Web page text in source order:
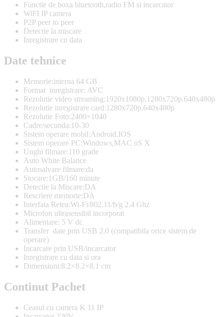
Functie de boxa bluetooth,radio FM si incarcator
WiFI IP camera
P2P peer to peer
Detectie la miscare
Inregistrare cu data
Date tehnice
Memorie:interna 64 GB
Format inregistrare: AVC
Rezolutie video streaming:1920x1080p,1280x720p.640x480p
Rezolutie inregistrare card:1280x720p,640x480p
Rezolutie Foto:2400×1040
Cadre/secunda:10-30
Sistem operare mobil:Android,IOS
Sistem operare PC:Windows,MAC oS X
Unghi filmare:110 grade
Auto White Balance
Autosalvare filmare:da
Stocare:1GB/160 minute
Detectie la Miscare:DA
Rescriere memorie:DA
Interfata Retea:Wi-Fi/802.11/b/g 2.4 Ghz
Microfon ultrasensibil incorporat
Alimentare: 5 V dc
Transfer date prin USB 2.0 (compatibila orice sistem de
operare)
Incarcare prin USB/incarcator
Inregistrare cu data si ora
Dimensiuni:8.2×8.2×8.1 cm
Continut Pachet
Ceasul cu camera K 11 IP